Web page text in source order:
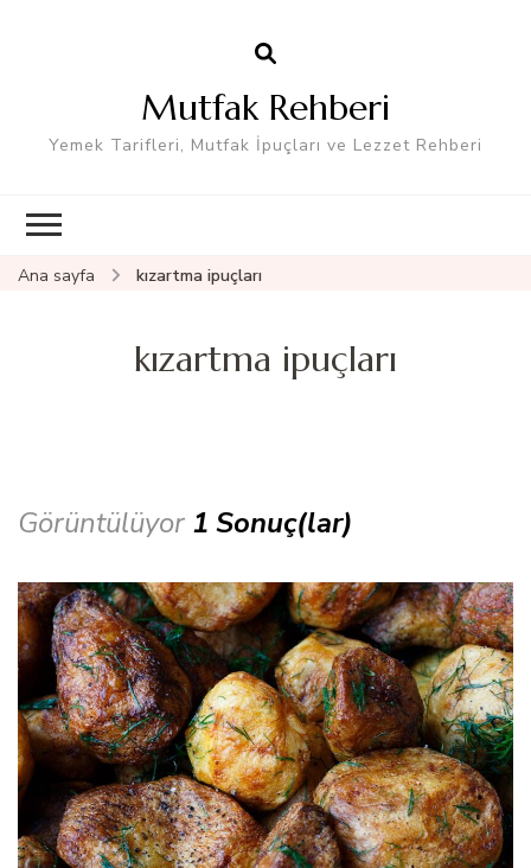
Mutfak Rehberi
Yemek Tarifleri, Mutfak İpuçları ve Lezzet Rehberi
Ana sayfa kızartma ipuçları
kızartma ipuçları
Görüntülüyor 1 Sonuç(lar)